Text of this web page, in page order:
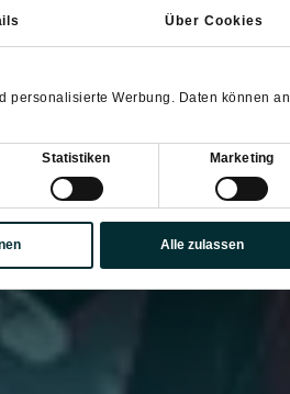
Über Cookies
personalisierte Werbung. Daten können an
Statistiken Marketing
Alle zulassen